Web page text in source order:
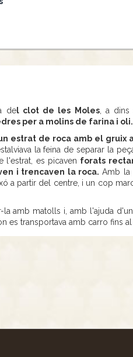
del clot de les Moles, a dins
per a molins de farina i oli.
estrat de roca amb el gruix
la feina de separar la
l'estrat, es picaven forats
i trencaven la roca. Amb la
a partir del centre, i un cop
la amb matolls i, amb l'ajuda
es transportava amb carro fins